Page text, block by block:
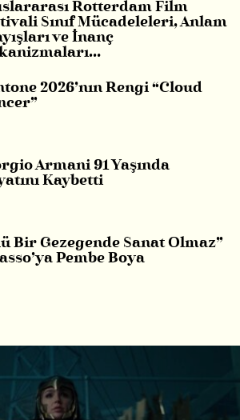
Rotterdam Film
Sınıf Mücadeleleri, Anlam
ve İnanç
2026’nın Rengi “Cloud
Armani 91 Yaşında
Kaybetti
Bir Gezegende Sanat Olmaz”
Pembe Boya